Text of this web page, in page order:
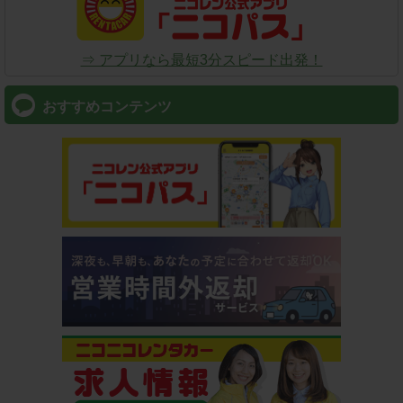
⇒ アプリなら最短3分スピード出発！
おすすめコンテンツ